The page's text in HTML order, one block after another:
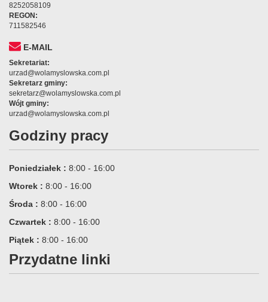
8252058109
REGON:
711582546
E-MAIL
Sekretariat:
urzad@wolamyslowska.com.pl
Sekretarz gminy:
sekretarz@wolamyslowska.com.pl
Wójt gminy:
urzad@wolamyslowska.com.pl
Godziny pracy
Poniedziałek : 8:00 - 16:00
Wtorek : 8:00 - 16:00
Środa : 8:00 - 16:00
Czwartek : 8:00 - 16:00
Piątek : 8:00 - 16:00
Przydatne linki